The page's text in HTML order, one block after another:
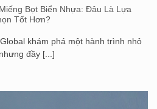
Bọt Biển Nhựa: Đâu Là Lựa
Tốt Hơn?
khám phá một hành trình nhỏ
đầy [...]